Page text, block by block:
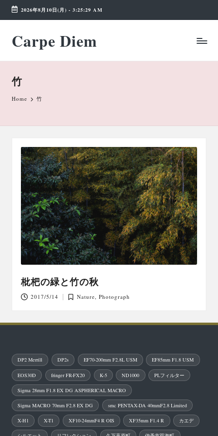
Skip
content
2026年8月10日(月) - 3:25:30 AM
Carpe Diem
Weekend
Wonderland
竹
Home 竹
枇杷の緑と竹の秋
2017/5/14
Posted
Nature,Photograph
DP2 Merrill DP2s EF70-200mm F2.8L USM EF85mm F1.8 USM
EOS30D fringer FR-FX20 K-5 ND1000 PLフィルター
Sigma 28mm F1.8 EX DG ASPHERICAL MACRO
Sigma MACRO 70mm F2.8 EX DG smc PENTAX-DA 40mmF2.8 Limited
X-H1 X-T1 XF10-24mmF4 R OIS XF35mm F1.4 R カエデ